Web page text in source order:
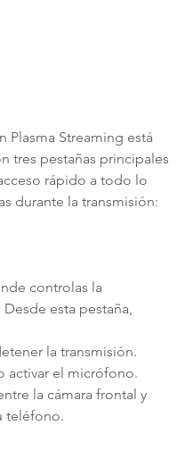
Plasma Streaming está
tres pestañas principales
rápido a todo lo
durante la transmisión:
esta pestaña,
detener la transmisión.
o activar el micrófono.
teléfono.